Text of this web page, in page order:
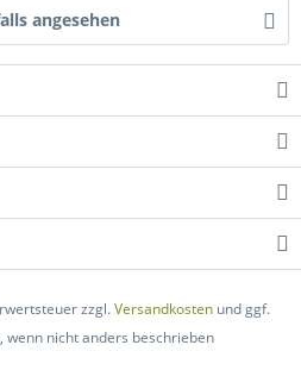
angesehen
zzgl.Versandkosten und ggf.
wenn nicht anders beschrieben